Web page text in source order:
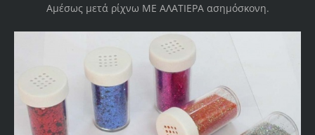
Αμέσως μετά ρίχνω ΜΕ ΑΛΑΤΙΕΡΑ ασημόσκονη.